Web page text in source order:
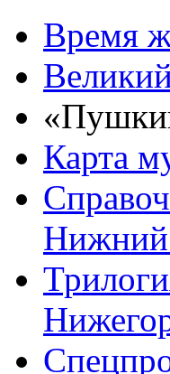
Время
Карта
Нижний